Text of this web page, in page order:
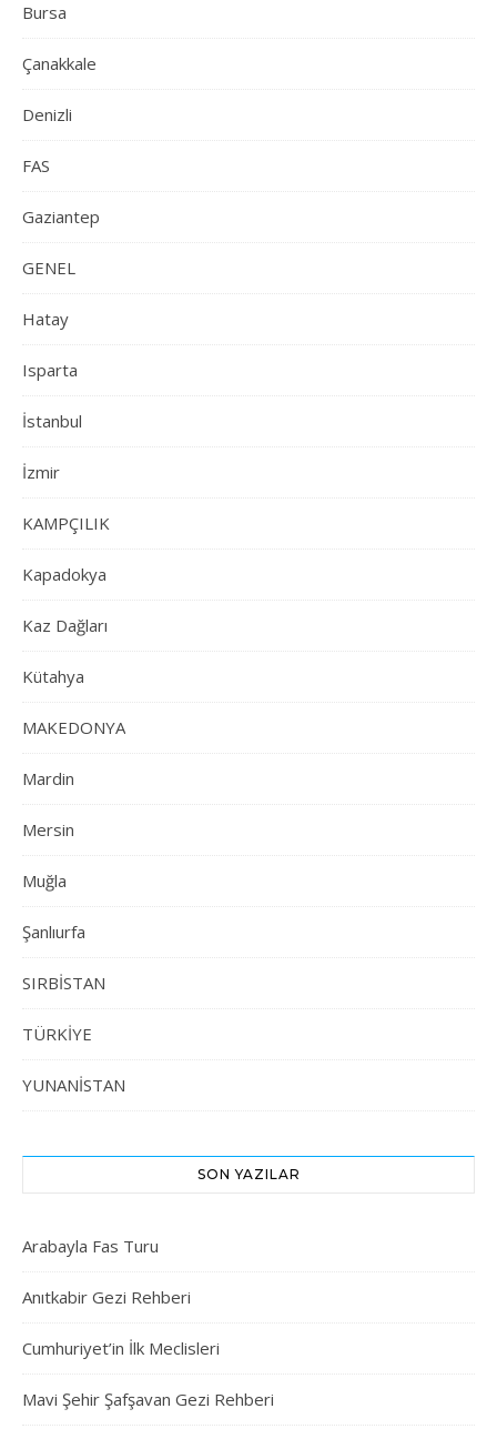
Bursa
Çanakkale
Denizli
FAS
Gaziantep
GENEL
Hatay
Isparta
İstanbul
İzmir
KAMPÇILIK
Kapadokya
Kaz Dağları
Kütahya
MAKEDONYA
Mardin
Mersin
Muğla
Şanlıurfa
SIRBİSTAN
TÜRKİYE
YUNANİSTAN
SON YAZILAR
Arabayla Fas Turu
Anıtkabir Gezi Rehberi
Cumhuriyet’in İlk Meclisleri
Mavi Şehir Şafşavan Gezi Rehberi